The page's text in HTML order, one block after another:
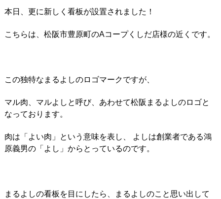
本日、更に新しく看板が設置されました！
こちらは、松阪市豊原町のAコープくしだ店様の近くです。
この独特なまるよしのロゴマークですが、
マル肉、マルよしと呼び、あわせて松阪まるよしのロゴと
なっております。
肉は「よい肉」という意味を表し、 よしは創業者である鴻
原義男の「よし」からとっているのです。
まるよしの看板を目にしたら、まるよしのこと思い出して